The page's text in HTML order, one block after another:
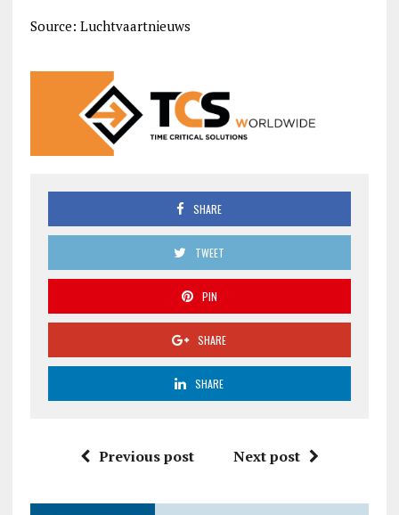
Source: Luchtvaartnieuws
SHARE
TWEET
PIN
SHARE
SHARE
Previous post Next post